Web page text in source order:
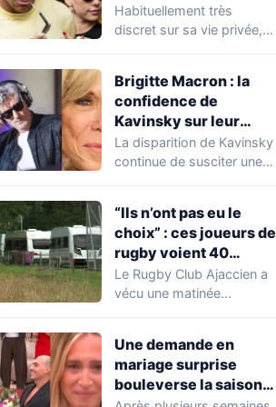
Expósito en Italie agite
la toile
Habituellement très
discret sur sa vie privée,
Brigitte Macron : la
confidence de
Kavinsky sur leur
relation
La disparition de Kavinsky
continue de susciter une
“Ils n’ont pas eu le
choix” : ces joueurs de
rugby voient 40
caravanes de gens du
voyage s’installer
heure
Le Rugby Club Ajaccien a
vécu une matinée
découverte d'une…
Une demande en
mariage surprise
bouleverse la saison